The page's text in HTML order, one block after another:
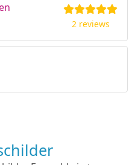
2 reviews